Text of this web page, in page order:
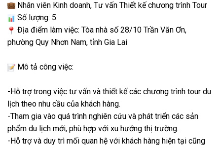
Nhân viên Kinh doanh, Tư vấn Thiết kế chương trình Tour
Số lượng: 5
Địa điểm làm việc: Tòa nhà số 28/10 Trần Văn Ơn,
phường Quy Nhơn Nam, tỉnh Gia Lai
Mô tả công việc:
-Hỗ trợ trong việc tư vấn và thiết kế các chương trình tour du
lịch theo nhu cầu của khách hàng.
-Tham gia vào quá trình nghiên cứu và phát triển các sản
phẩm du lịch mới, phù hợp với xu hướng thị trường.
-Hỗ trợ và duy trì mối quan hệ với khách hàng hiện tại cũng